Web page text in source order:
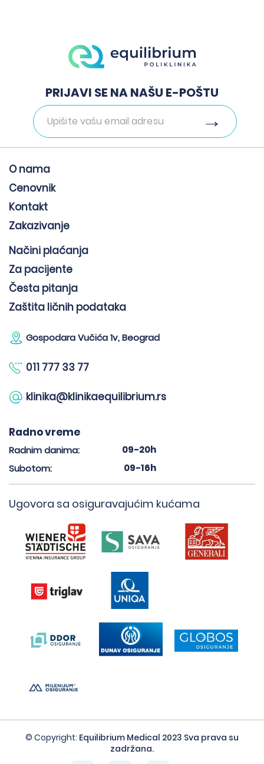
PRIJAVI SE NA NAŠU E-POŠTU
O nama
Cenovnik
Kontakt
Zakazivanje
Načini plaćanja
Za pacijente
Česta pitanja
Zaštita ličnih podataka
Gospodara Vučića 1v, Beograd
011 777 33 77
klinika@klinikaequilibrium.rs
Radno vreme
Radnim danima:
09-20h
Subotom:
09-16h
Ugovora sa osiguravajućim kućama
© Copyright: Equilibrium Medical 2023 Sva prava su
zadržana.